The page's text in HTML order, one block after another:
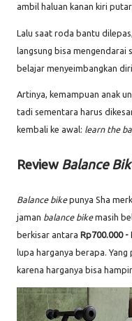
ambil haluan kanan kiri
Lalu saat roda bantu
langsung bisa mengendarai
belajar menyeimbangkan
Artinya, kemampuan anak
tadi sementara harus
kembali ke awal: learn the
Review Balance
Balance bikepunya Sha
jaman balance bikemasih
berkisar antara Rp700.000 -
lupa harganya berapa.
karena harganya bisa